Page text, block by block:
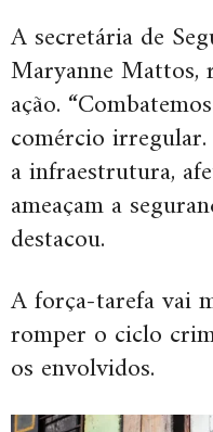
A secretária de
Maryanne
ação.
comércio
a infraestrutura,
ameaçam a
destacou.
A força-tarefa vai
romper o ciclo
os envolvidos.